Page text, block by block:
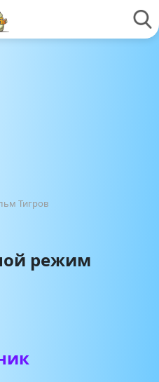
Тигров
режим